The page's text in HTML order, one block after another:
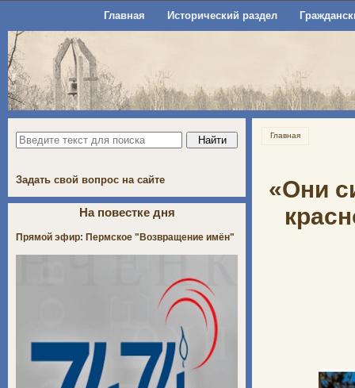
Главная Исторический раздел
Главная
«Они
Задать свой вопрос на сайте
На повестке дня
Прямой эфир: Пермское "Возвращение имён"